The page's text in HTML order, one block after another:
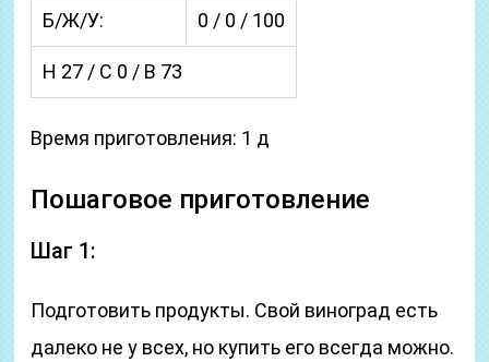
Б/Ж/У: 0 / 0 / 100
Н 27 / С 0 / В 73
Время приготовления: 1 д
Пошаговое приготовление
Шаг 1:
Подготовить продукты. Свой виноград есть
далеко не у всех, но купить его всегда можно.